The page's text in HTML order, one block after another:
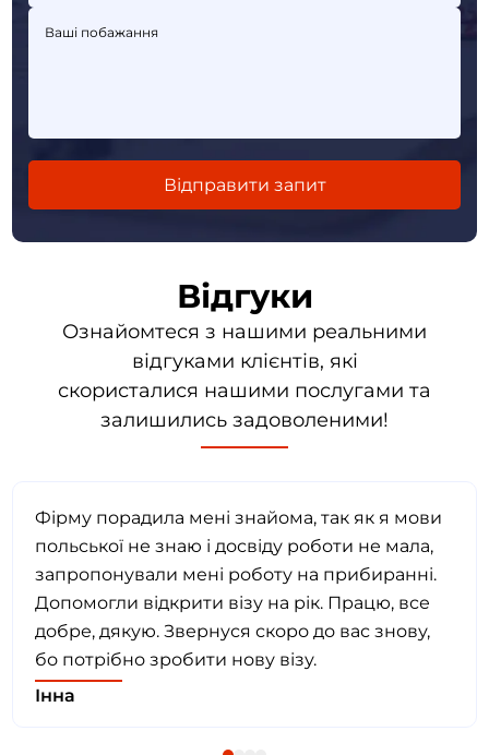
Відгуки
Ознайомтеся з нашими реальними
відгуками клієнтів, які
скористалися нашими послугами та
залишились задоволеними!
Фірму порадила мені знайома, так як я мови
польської не знаю і досвіду роботи не мала,
запропонували мені роботу на прибиранні.
Допомогли відкрити візу на рік. Працю, все
добре, дякую. Звернуся скоро до вас знову,
бо потрібно зробити нову візу.
Інна